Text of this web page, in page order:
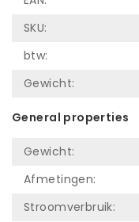
SKU:
btw:
Gewicht:
General properties
Gewicht:
Afmetingen:
Stroomverbruik: